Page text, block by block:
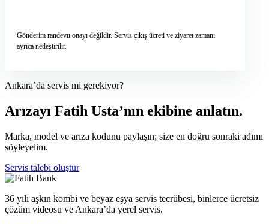
Gönderim randevu onayı değildir. Servis çıkış ücreti ve ziyaret zamanı
ayrıca netleştirilir.
Ankara’da servis mi gerekiyor?
Arızayı Fatih Usta’nın ekibine anlatın.
Marka, model ve arıza kodunu paylaşın; size en doğru sonraki adımı
söyleyelim.
Servis talebi oluştur
36 yılı aşkın kombi ve beyaz eşya servis tecrübesi, binlerce ücretsiz
çözüm videosu ve Ankara’da yerel servis.